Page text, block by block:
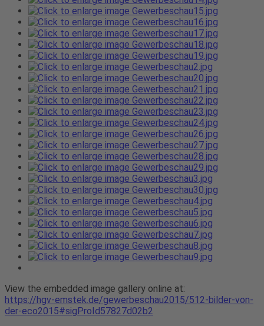
View the embedded image gallery online at:
https://hgv-emstek.de/gewerbeschau2015/512-bilder-von-
der-eco2015#sigProId57827d02b2